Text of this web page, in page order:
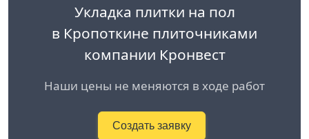
Укладка плитки на пол
в Кропоткине плиточниками
компании Кронвест
Наши цены не меняются в ходе работ
Создать заявку